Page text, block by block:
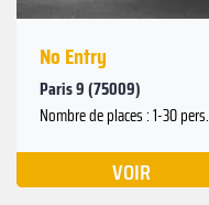
No Entry
Paris 9 (75009)
Nombre de places : 1-30 pers.
VOIR